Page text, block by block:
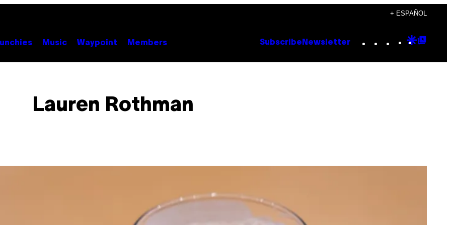
+ ESPAÑOL
Music Waypoint Members Subscribe Newsletter Instagram
TikTok
YouTube
Google
Lauren Rothman